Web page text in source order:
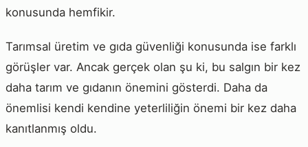
konusunda hemfikir.
Tarımsal üretim ve gıda güvenliği konusunda ise farklı
görüşler var. Ancak gerçek olan şu ki, bu salgın bir kez
daha tarım ve gıdanın önemini gösterdi. Daha da
önemlisi kendi kendine yeterliliğin önemi bir kez daha
kanıtlanmış oldu.